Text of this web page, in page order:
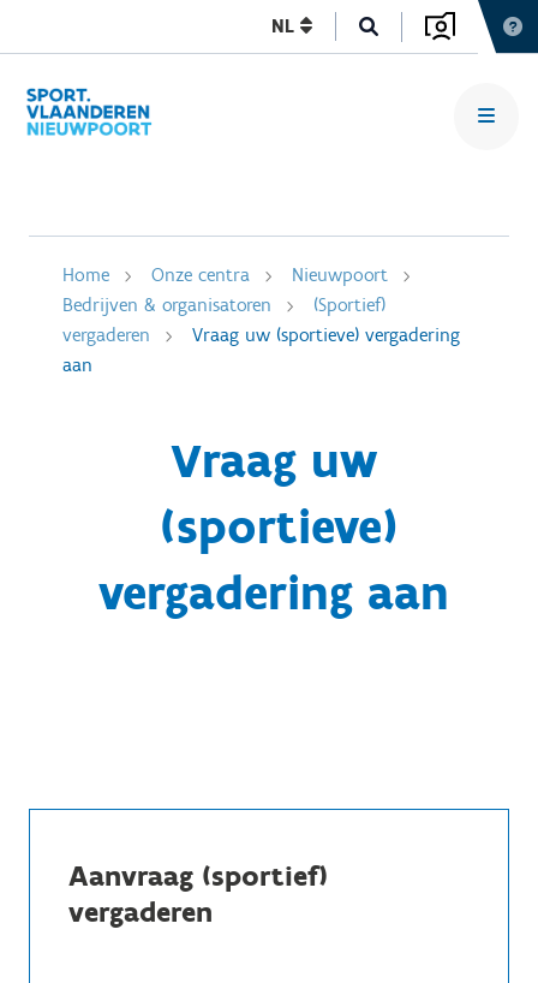
NL
Home Onze centra
Nieuwpoort
Bedrijven & organisatoren
(Sportief)
vergaderen
Vraag uw (sportieve) vergadering
aan
Vraag uw
(sportieve)
vergadering aan
Aanvraag (sportief)
vergaderen